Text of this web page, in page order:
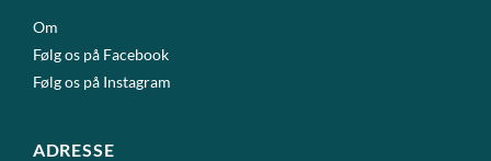
Om
Følg os på Facebook
Følg os på Instagram
ADRESSE